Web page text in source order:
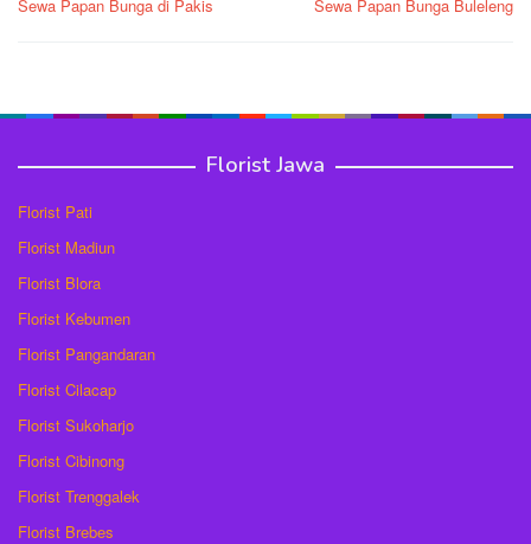
pos
Sewa Papan Bunga di Pakis
Sewa Papan Bunga Buleleng
Florist Jawa
Florist Pati
Florist Madiun
Florist Blora
Florist Kebumen
Florist Pangandaran
Florist Cilacap
Florist Sukoharjo
Florist Cibinong
Florist Trenggalek
Florist Brebes